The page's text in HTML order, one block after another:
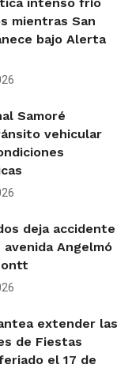
mientras San
bajo Alerta
Samoré
vehicular
deja accidente
Angelmó
extender las
de Fiestas
el 17 de